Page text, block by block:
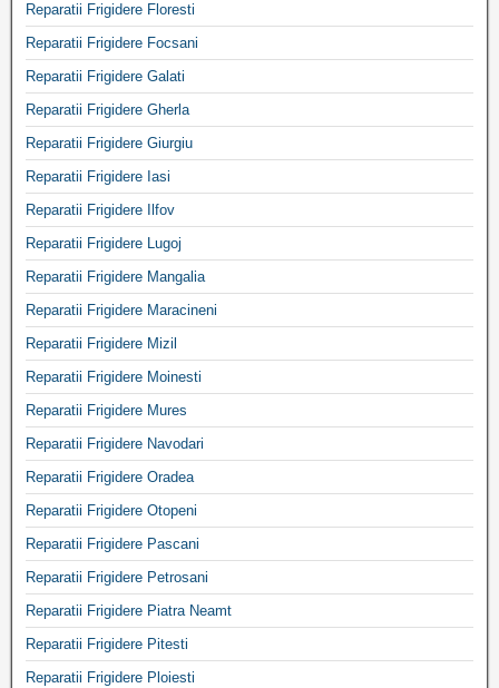
Reparatii Frigidere Floresti
Reparatii Frigidere Focsani
Reparatii Frigidere Galati
Reparatii Frigidere Gherla
Reparatii Frigidere Giurgiu
Reparatii Frigidere Iasi
Reparatii Frigidere Ilfov
Reparatii Frigidere Lugoj
Reparatii Frigidere Mangalia
Reparatii Frigidere Maracineni
Reparatii Frigidere Mizil
Reparatii Frigidere Moinesti
Reparatii Frigidere Mures
Reparatii Frigidere Navodari
Reparatii Frigidere Oradea
Reparatii Frigidere Otopeni
Reparatii Frigidere Pascani
Reparatii Frigidere Petrosani
Reparatii Frigidere Piatra Neamt
Reparatii Frigidere Pitesti
Reparatii Frigidere Ploiesti